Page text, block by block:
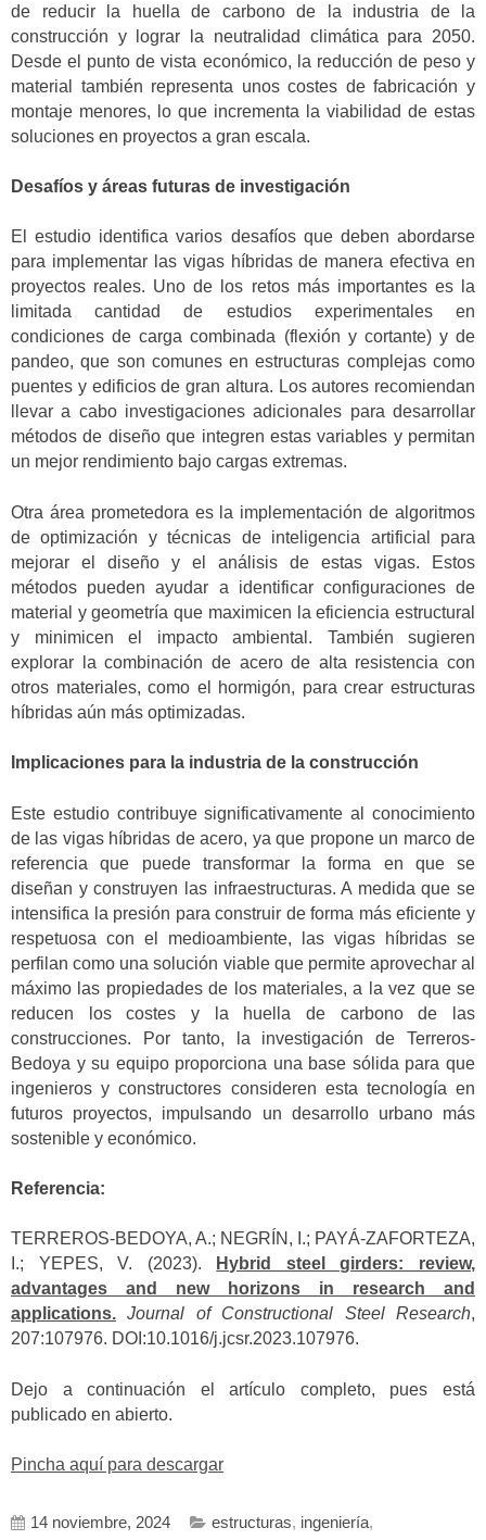
de reducir la huella de carbono de la industria de la
construcción y lograr la neutralidad climática para 2050.
Desde el punto de vista económico, la reducción de peso y
material también representa unos costes de fabricación y
montaje menores, lo que incrementa la viabilidad de estas
soluciones en proyectos a gran escala.
Desafíos y áreas futuras de investigación
El estudio identifica varios desafíos que deben abordarse
para implementar las vigas híbridas de manera efectiva en
proyectos reales. Uno de los retos más importantes es la
limitada cantidad de estudios experimentales en
condiciones de carga combinada (flexión y cortante) y de
pandeo, que son comunes en estructuras complejas como
puentes y edificios de gran altura. Los autores recomiendan
llevar a cabo investigaciones adicionales para desarrollar
métodos de diseño que integren estas variables y permitan
un mejor rendimiento bajo cargas extremas.
Otra área prometedora es la implementación de algoritmos
de optimización y técnicas de inteligencia artificial para
mejorar el diseño y el análisis de estas vigas. Estos
métodos pueden ayudar a identificar configuraciones de
material y geometría que maximicen la eficiencia estructural
y minimicen el impacto ambiental. También sugieren
explorar la combinación de acero de alta resistencia con
otros materiales, como el hormigón, para crear estructuras
híbridas aún más optimizadas.
Implicaciones para la industria de la construcción
Este estudio contribuye significativamente al conocimiento
de las vigas híbridas de acero, ya que propone un marco de
referencia que puede transformar la forma en que se
diseñan y construyen las infraestructuras. A medida que se
intensifica la presión para construir de forma más eficiente y
respetuosa con el medioambiente, las vigas híbridas se
perfilan como una solución viable que permite aprovechar al
máximo las propiedades de los materiales, a la vez que se
reducen los costes y la huella de carbono de las
construcciones. Por tanto, la investigación de Terreros-
Bedoya y su equipo proporciona una base sólida para que
ingenieros y constructores consideren esta tecnología en
futuros proyectos, impulsando un desarrollo urbano más
sostenible y económico.
Referencia:
TERREROS-BEDOYA, A.; NEGRÍN, I.; PAYÁ-ZAFORTEZA,
I.; YEPES, V. (2023).
Hybrid steel girders: review,
advantages and new horizons in research and
applications.
Journal of Constructional Steel Research,
207:107976. DOI:10.1016/j.jcsr.2023.107976.
Dejo a continuación el artículo completo, pues está
publicado en abierto.
Pincha aquí para descargar
14 noviembre, 2024 estructuras, ingeniería,